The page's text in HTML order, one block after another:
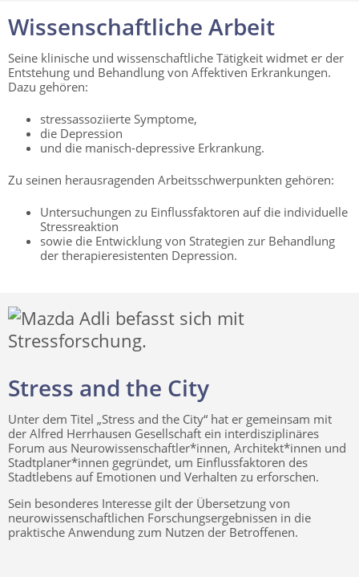
Wissenschaftliche Arbeit
Seine klinische und wissenschaftliche Tätigkeit widmet er der
Entstehung und Behandlung von Affektiven Erkrankungen.
Dazu gehören:
stressassoziierte Symptome,
die Depression
und die manisch-depressive Erkrankung.
Zu seinen herausragenden Arbeitsschwerpunkten gehören:
Untersuchungen zu Einflussfaktoren auf die individuelle
Stressreaktion
sowie die Entwicklung von Strategien zur Behandlung
der therapieresistenten Depression.
Stress and the City
Unter dem Titel „Stress and the City“ hat er gemeinsam mit
der Alfred Herrhausen Gesellschaft ein interdisziplinäres
Forum aus Neurowissenschaftler*innen, Architekt*innen und
Stadtplaner*innen gegründet, um Einflussfaktoren des
Stadtlebens auf Emotionen und Verhalten zu erforschen.
Sein besonderes Interesse gilt der Übersetzung von
neurowissenschaftlichen Forschungsergebnissen in die
praktische Anwendung zum Nutzen der Betroffenen.